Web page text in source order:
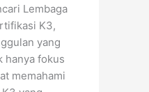
Lembaga
K3,
yang
hanya fokus
memahami